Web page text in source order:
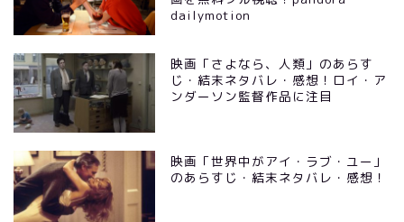
dailymotion
映画「さよなら、人類」のあらす
じ・結末ネタバレ・感想！ロイ・ア
ンダーソン監督作品に注目
映画「世界中がアイ・ラブ・ユー」
のあらすじ・結末ネタバレ・感想！